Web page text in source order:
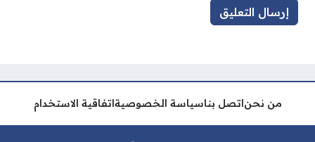
من نحناتصل بناسياسة الخصوصيةاتفاقية الاستخدام